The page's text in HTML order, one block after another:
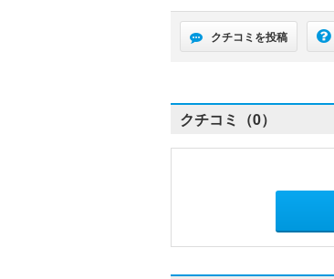
クチコミを投稿
クチコミ（0）